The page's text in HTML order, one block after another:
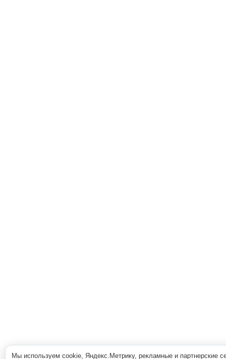
Мы используем cookie, Яндекс.Метрику, рекламные и партнерские